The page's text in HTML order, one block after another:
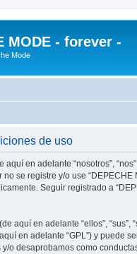
MODE - forever -
Mode
de uso
en adelante “nosotros”,
se registre y/o use
Seguir registrado a
aquí en adelante “ellos”, “sus”,
en adelante “GPL”) y puede
o desaprobamos como